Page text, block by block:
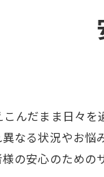
んだまま日々
なる状況やお
の安心のため